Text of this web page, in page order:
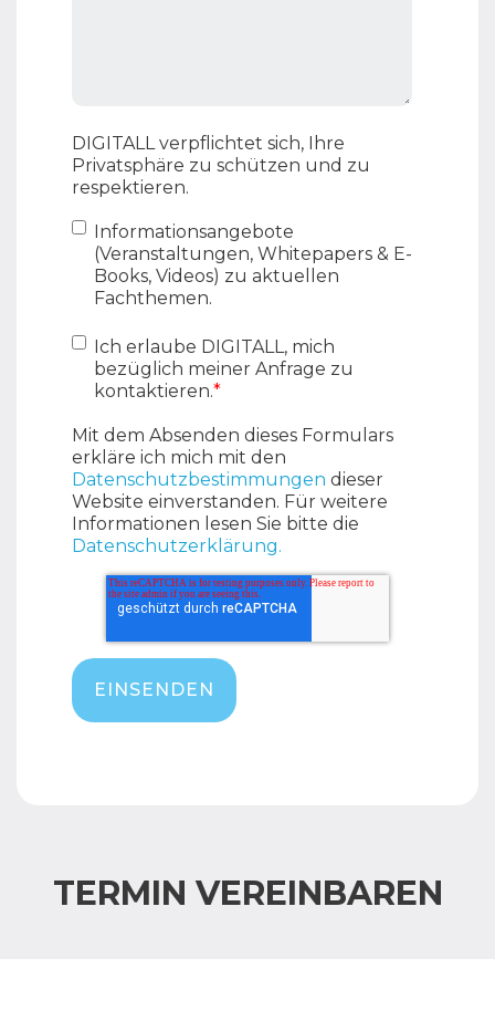
DIGITALL verpflichtet sich, Ihre
Privatsphäre zu schützen und zu
respektieren.
Informationsangebote
(Veranstaltungen, Whitepapers & E-
Books, Videos) zu aktuellen
Fachthemen.
Ich erlaube DIGITALL, mich
bezüglich meiner Anfrage zu
kontaktieren.*
Mit dem Absenden dieses Formulars
erkläre ich mich mit den
Datenschutzbestimmungen dieser
Website einverstanden. Für weitere
Informationen lesen Sie bitte die
Datenschutzerklärung.
TERMIN VEREINBAREN